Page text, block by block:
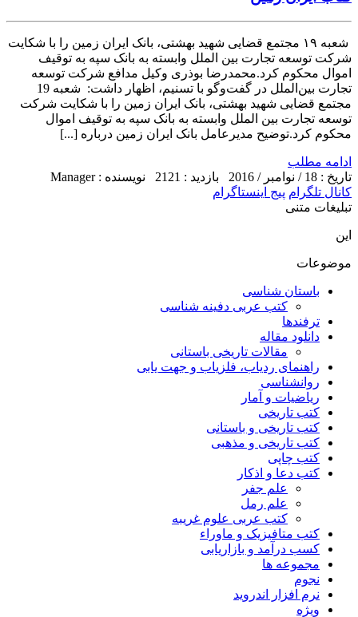
شعبه ۱۹ مجتمع قضایی شهید بهشتی، بانک ایران زمین را با شکایت
شرکت توسعه تجارت بین الملل وابسته به بانک سپه به توقیف
اموال محکوم کرد.محمدرضا بوذری وکیل مدافع شرکت توسعه
تجارت بین‌الملل در گفت‌وگو با تسنیم، اظهار داشت: شعبه 19
مجتمع قضایی شهید بهشتی، بانک ایران زمین را با شکایت شرکت
توسعه تجارت بین الملل وابسته به بانک سپه به توقیف اموال
محکوم کرد.توضیح مدیرعامل بانک ایران زمین درباره [...]
ادامه مطلب
تاریخ : 18 / نوامبر / 2016
بازدید : 2121
نویسنده : Manager
کانال تلگرام پیج اینستاگرام
تبلیغات متنی
این
موضوعات
باستان شناسی
کتب عربی دفینه شناسی
ترفندها
دانلود مقاله
مقالات تاریخی باستانی
راهنمای ردیاب، فلزیاب و جهت یابی
روانشناسی
ریاضیات و آمار
کتب تاریخی
کتب تاریخی و باستانی
کتب تاریخی و مذهبی
کتب چاپی
کتب دعا و اذکار
علم جفر
علم رمل
کتب عربی علوم غریبه
کتب متافیزیک و ماوراء
کسب درآمد و بازاریابی
مجموعه ها
نجوم
نرم افزار اندروید
ویژه